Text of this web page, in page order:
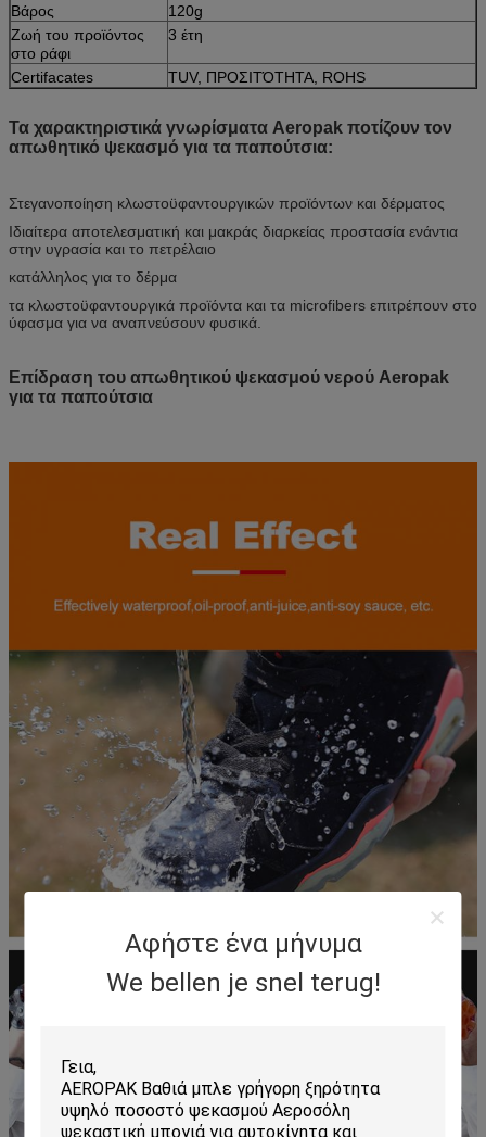
Αφήστε ένα μήνυμα
We bellen je snel terug!
Βάρος
120g
Ζωή του προϊόντος
στο ράφι
3 έτη
Certifacates TUV, ΠΡΟΣΙΤΌΤΗΤΑ, ROHS
Τα χαρακτηριστικά γνωρίσματα Aeropak ποτίζουν τον
απωθητικό ψεκασμό για τα παπούτσια:
Στεγανοποίηση κλωστοϋφαντουργικών προϊόντων και δέρματος
Ιδιαίτερα αποτελεσματική και μακράς διαρκείας προστασία ενάντια
στην υγρασία και το πετρέλαιο
κατάλληλος για το δέρμα
τα κλωστοϋφαντουργικά προϊόντα και τα microfibers επιτρέπουν στο
ύφασμα για να αναπνεύσουν φυσικά.
Επίδραση του απωθητικού ψεκασμού νερού Aeropak
για τα παπούτσια